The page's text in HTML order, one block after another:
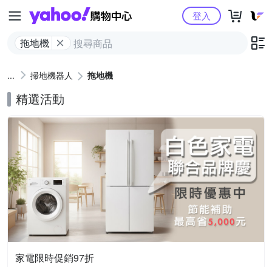
Yahoo購物中心
拖地機
登入
掃地機器人 拖地機
精選活動
家電限時促銷97折